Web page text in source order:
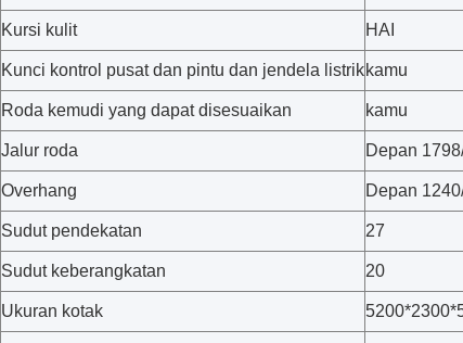
Kursi kulit HAI
Kunci kontrol pusat dan pintu dan jendela listrikkamu
Roda kemudi yang dapat disesuaikan kamu
Jalur roda Depan
Overhang Depan
Sudut pendekatan 27
Sudut keberangkatan 20
Ukuran kotak